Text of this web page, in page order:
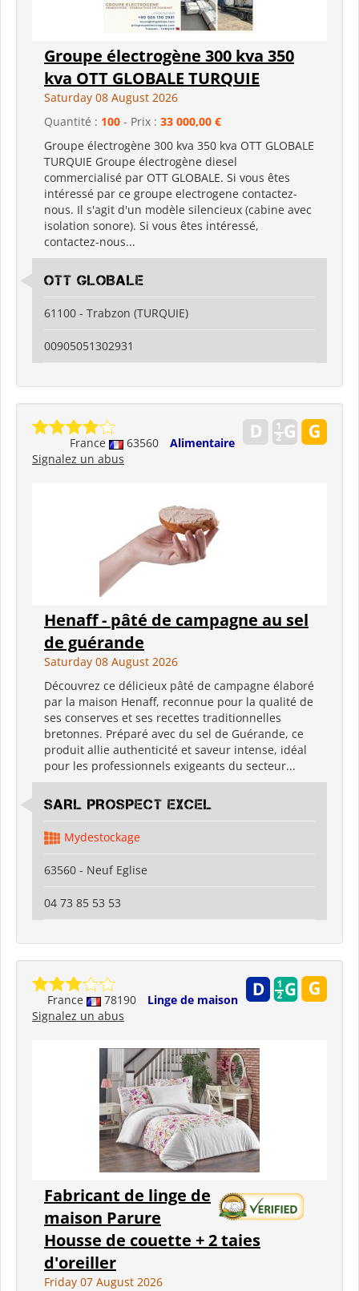
Groupe électrogène 300 kva 350
kva OTT GLOBALE TURQUIE
Saturday 08 August 2026
Quantité : 100 - Prix : 33 000,00 €
Groupe électrogène 300 kva 350 kva OTT GLOBALE
TURQUIE Groupe électrogène diesel
commercialisé par OTT GLOBALE. Si vous êtes
intéressé par ce groupe electrogene contactez-
nous. Il s'agit d'un modèle silencieux (cabine avec
isolation sonore). Si vous êtes intéressé,
contactez-nous...
OTT GLOBALE
61100 - Trabzon (TURQUIE)
00905051302931
France 63560
Alimentaire
Signalez un abus
Henaff - pâté de campagne au sel
de guérande
Saturday 08 August 2026
Découvrez ce délicieux pâté de campagne élaboré
par la maison Henaff, reconnue pour la qualité de
ses conserves et ses recettes traditionnelles
bretonnes. Préparé avec du sel de Guérande, ce
produit allie authenticité et saveur intense, idéal
pour les professionnels exigeants du secteur...
SARL PROSPECT EXCEL
Mydestockage
63560 - Neuf Eglise
04 73 85 53 53
France 78190
Linge de maison
Signalez un abus
Fabricant de linge de
maison Parure
Housse de couette + 2 taies
d'oreiller
Friday 07 August 2026